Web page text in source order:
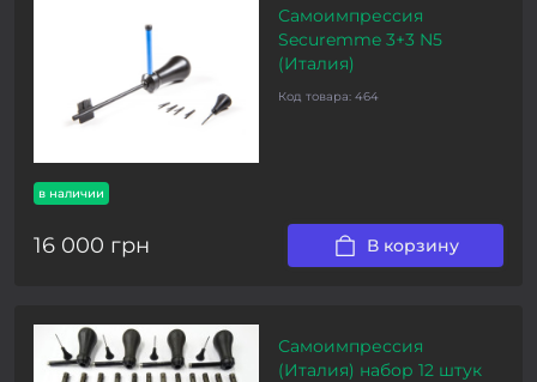
в наличии
Самоимпрессия
Securemme 3+3 N5
(Италия)
Код товара: 464
16 000 грн В корзину
Самоимпрессия
(Италия) набор 12 штук